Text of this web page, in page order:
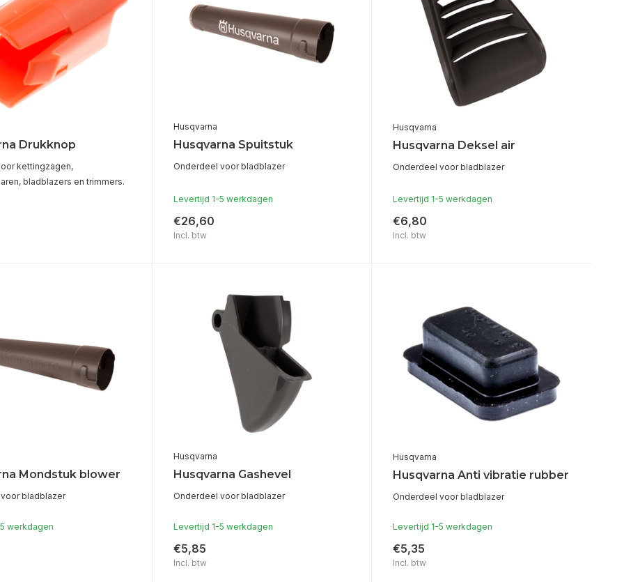
Drukknop
kettingzagen,
bladblazers en trimmers.
Husqvarna
Husqvarna Spuitstuk
Onderdeel voor bladblazer
Levertijd 1-5 werkdagen
€26,60
Incl. btw
Husqvarna
Husqvarna Deksel air
Onderdeel voor bladblazer
Levertijd 1-5 werkdagen
€6,80
Incl. btw
Mondstuk blower
bladblazer
werkdagen
Husqvarna
Husqvarna Gashevel
Onderdeel voor bladblazer
Levertijd 1-5 werkdagen
€5,85
Incl. btw
Husqvarna
Husqvarna Anti vibratie rubber
Onderdeel voor bladblazer
Levertijd 1-5 werkdagen
€5,35
Incl. btw